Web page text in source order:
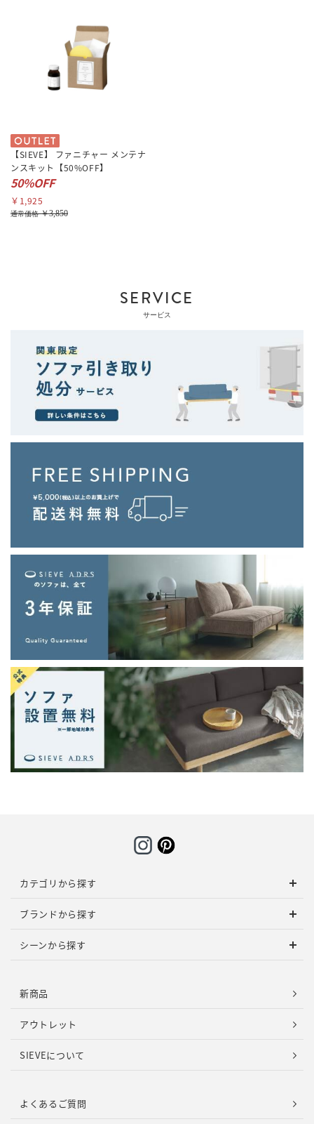
【SIEVE】 ファニチャー メンテナ
ンスキット【50%OFF】
50%OFF
￥1,925
通常価格￥3,850
SERVICE
サービス
カテゴリから探す
ブランドから探す
シーンから探す
新商品
アウトレット
SIEVEについて
よくあるご質問